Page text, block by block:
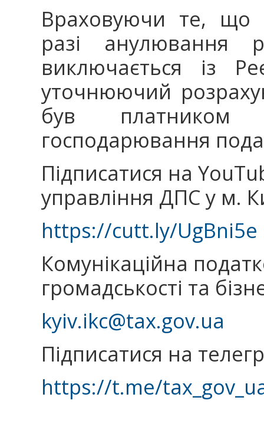
Враховуючи те, що
разі анулювання
виключається із
уточнюючий
був платником
господарювання
Підписатися на
управління ДПС у м.
https://cutt.ly/UgBni5e
Комунікаційна
громадськості та
kyiv.ikc@tax.gov.ua
Підписатися на
https://t.me/